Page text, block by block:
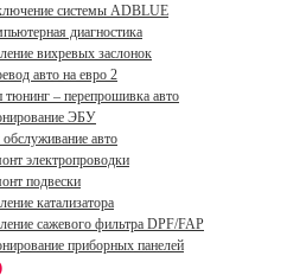
системы ADBLUE
диагностика
вихревых заслонок
авто на евро 2
тюнинг – перепрошивка авто
ЭБУ
обслуживание авто
электропроводки
подвески
катализатора
сажевого фильтра DPF/FAP
приборных панелей